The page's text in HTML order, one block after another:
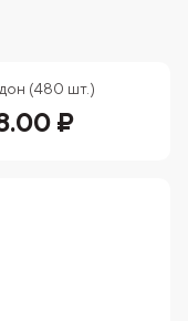
(480 шт.)
₽